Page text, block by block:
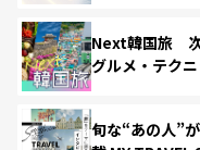
Next韓国旅 次
グルメ・テク
旬な“あの人”